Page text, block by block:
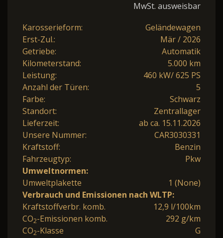
MwSt. ausweisbar
Karosserieform:
Geländewagen
Erst-Zul.:
Mär / 2026
Getriebe:
Automatik
Kilometerstand:
5.000 km
Leistung:
460 kW/ 625 PS
Anzahl der Türen:
5
Farbe:
Schwarz
Standort:
Zentrallager
Lieferzeit:
ab ca. 15.11.2026
Unsere Nummer:
CAR3030331
Kraftstoff:
Benzin
Fahrzeugtyp:
Pkw
Umweltnormen:
Umweltplakette
1 (None)
Verbrauch und Emissionen nach WLTP:
Kraftstoffverbr. komb.
12,9 l/100km
CO2-Emissionen komb.
292 g/km
CO2-Klasse G